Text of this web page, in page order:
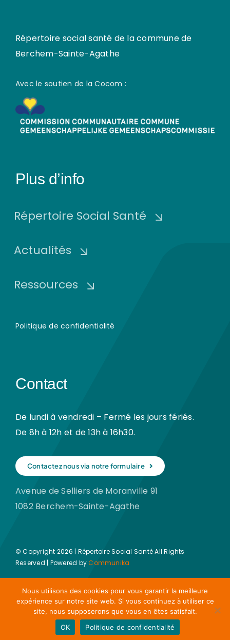
Répertoire social santé de la commune de
Berchem-Sainte-Agathe
Avec le soutien de la Cocom :
Plus d’info
Répertoire Social Santé
Actualités
Ressources
Politique de confidentialité
Contact
De lundi à vendredi – Fermé les jours fériés.
De 8h à 12h et de 13h à 16h30.
Contactez nous via notre formulaire
Avenue de Selliers de Moranville 91
1082 Berchem-Sainte-Agathe
© Copyright 2026 | Répertoire Social Santé All Rights
Reserved | Powered byCommunika
Nous utilisons des cookies pour vous garantir la meilleure
expérience sur notre site web. Si vous continuez à utiliser ce
site, nous supposerons que vous en êtes satisfait.
OK
Politique de confidentialité